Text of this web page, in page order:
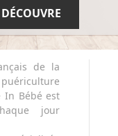
DÉCOUVRE
de la
In Bébé est
jour